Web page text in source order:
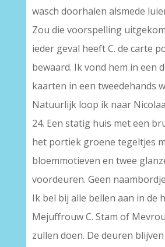
wasch doorhalen alsmede
Zou die voorspelling
ieder geval heeft C. de carte
bewaard. Ik vond hem in een
kaarten in een tweedehands
Natuurlijk loop ik naar
24. Een statig huis met een
het portiek groene tegeltjes
bloemmotieven en twee
voordeuren. Geen
Ik bel bij alle bellen aan in de
Mejuffrouw C. Stam of
zullen doen. De deuren